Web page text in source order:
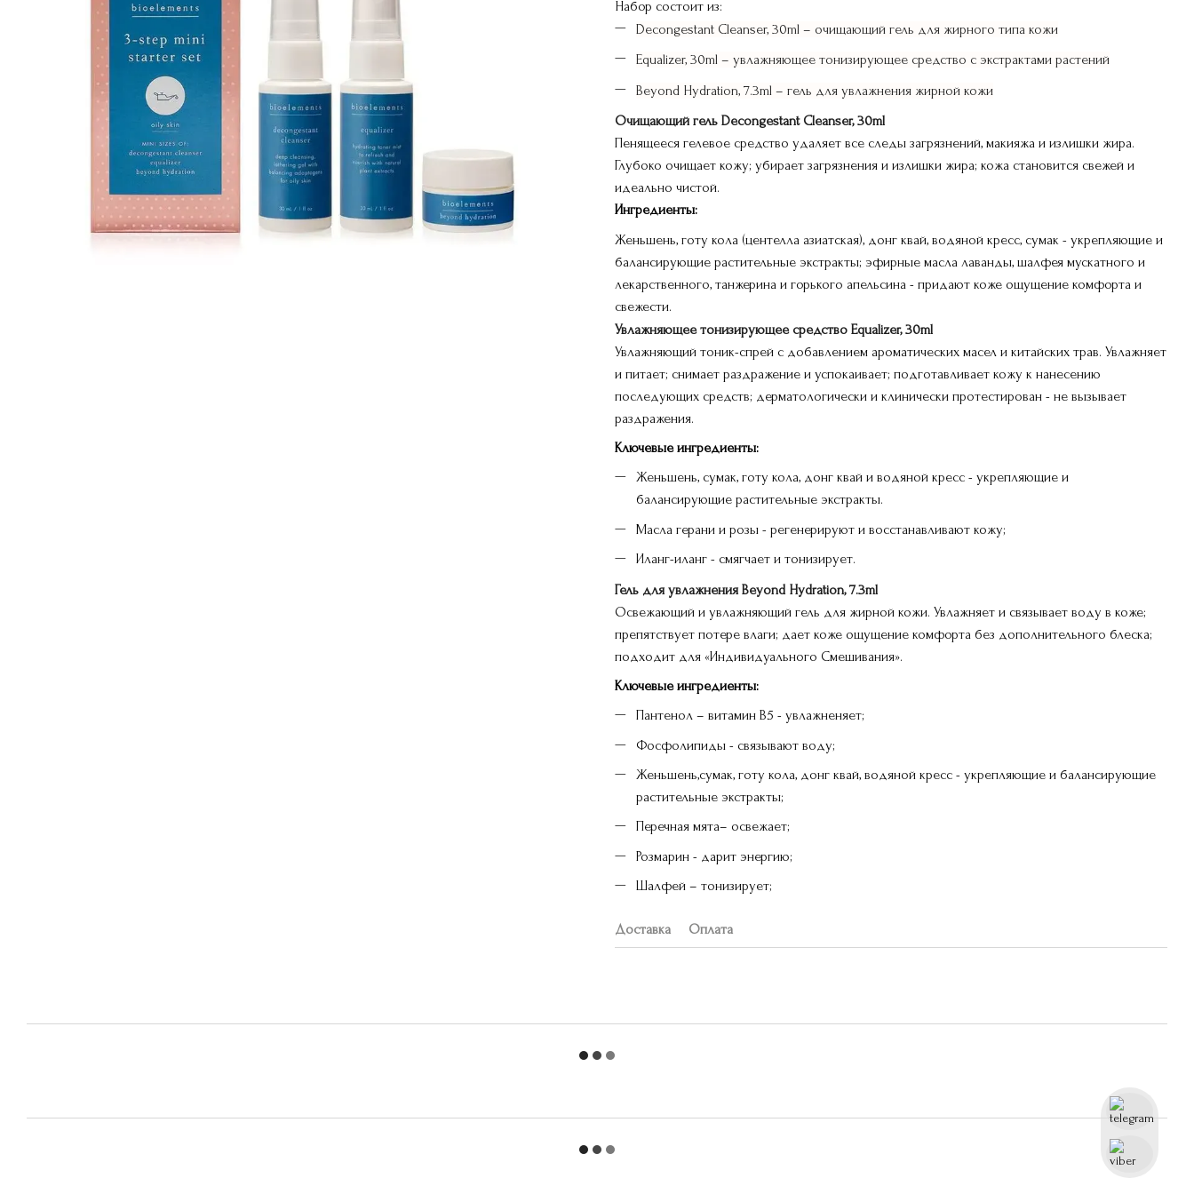
Набор состоит из:
Decongestant Cleanser, 30ml – очищающий гель для жирного типа кожи
Equalizer, 30ml – увлажняющее тонизирующее средство с экстрактами растений
Beyond Hydration, 7.3ml – гель для увлажнения жирной кожи
Очищающий гель Decongestant Cleanser, 30ml
Пенящееся гелевое средство удаляет все следы загрязнений, макияжа и излишки жира.
Глубоко очищает кожу; убирает загрязнения и излишки жира; кожа становится свежей и
идеально чистой.
Ингредиенты:
Женьшень, готу кола (центелла азиатская), донг квай, водяной кресс, сумак - укрепляющие и
балансирующие растительные экстракты; эфирные масла лаванды, шалфея мускатного и
лекарственного, танжерина и горького апельсина - придают коже ощущение комфорта и
свежести.
Увлажняющее тонизирующее средство Equalizer, 30ml
Увлажняющий тоник-спрей с добавлением ароматических масел и китайских трав. Увлажняет
и питает; снимает раздражение и успокаивает; подготавливает кожу к нанесению
последующих средств; дерматологически и клинически протестирован - не вызывает
раздражения.
Ключевые ингредиенты:
Женьшень, сумак, готу кола, донг квай и водяной кресс - укрепляющие и
балансирующие растительные экстракты.
Масла герани и розы - регенерируют и восстанавливают кожу;
Иланг-иланг - смягчает и тонизирует.
Гель для увлажнения Beyond Hydration, 7.3ml
Освежающий и увлажняющий гель для жирной кожи. Увлажняет и связывает воду в коже;
препятствует потере влаги; дает коже ощущение комфорта без дополнительного блеска;
подходит для «Индивидуального Смешивания».
Ключевые ингредиенты:
Пантенол – витамин В5 - увлажненяет;
Фосфолипиды - связывают воду;
Женьшень,сумак, готу кола, донг квай, водяной кресс - укрепляющие и балансирующие
растительные экстракты;
Перечная мята– освежает;
Розмарин - дарит энергию;
Шалфей – тонизирует;
Доставка Оплата